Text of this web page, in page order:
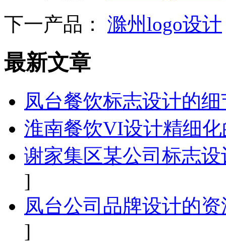
下一产品： 滁州logo设计
最新文章
凤台餐饮标志设计的
淮南餐饮VI设计精细
谢家集区某公司标志
]
凤台公司品牌设计的
]